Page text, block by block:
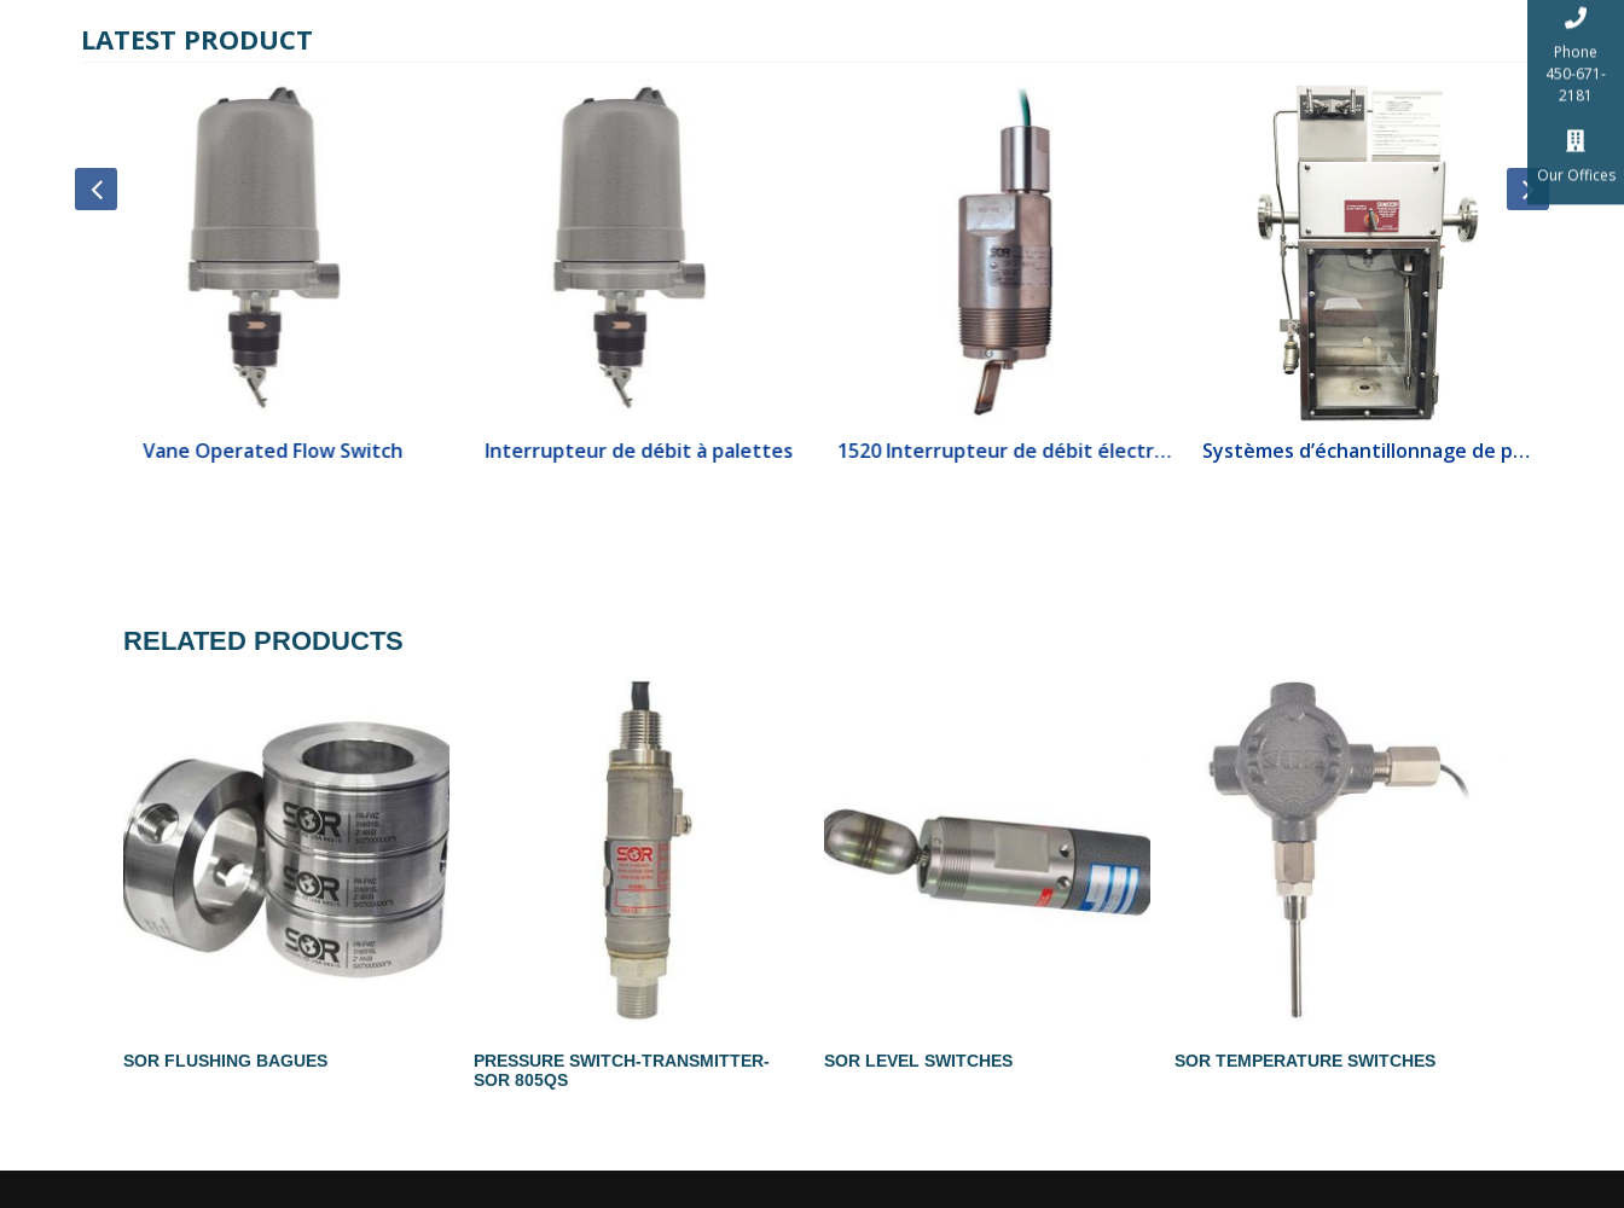
Phone
450-671-
2181
Our Offices
LATEST PRODUCT
Vane Operated Flow Switch Interrupteur de débit à palettes 1520 Interrupteur de débit électrique Systèmes d’échantillonnage de produits lourds
RELATED PRODUCTS
SOR FLUSHING BAGUES
PRESSURE SWITCH-TRANSMITTER-
SOR 805QS
SOR LEVEL SWITCHES SOR TEMPERATURE SWITCHES